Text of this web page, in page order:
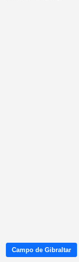
Campo de Gibraltar